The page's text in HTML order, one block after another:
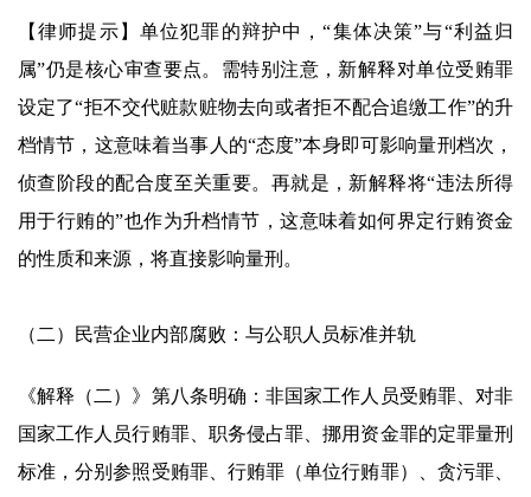
【律师提示】单位犯罪的辩护中，“集体决策”与“利益归
属”仍是核心审查要点。需特别注意，新解释对单位受贿罪
设定了“拒不交代赃款赃物去向或者拒不配合追缴工作”的升
档情节，这意味着当事人的“态度”本身即可影响量刑档次，
侦查阶段的配合度至关重要。再就是，新解释将“违法所得
用于行贿的”也作为升档情节，这意味着如何界定行贿资金
的性质和来源，将直接影响量刑。
（二）民营企业内部腐败：与公职人员标准并轨
《解释（二）》第八条明确：非国家工作人员受贿罪、对非
国家工作人员行贿罪、职务侵占罪、挪用资金罪的定罪量刑
标准，分别参照受贿罪、行贿罪（单位行贿罪）、贪污罪、